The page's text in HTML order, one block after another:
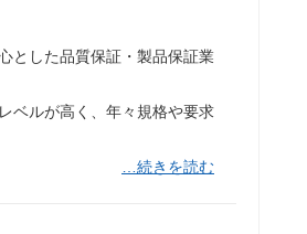
とした品質保証・製品保証業
ベルが高く、年々規格や要求
…続きを読む